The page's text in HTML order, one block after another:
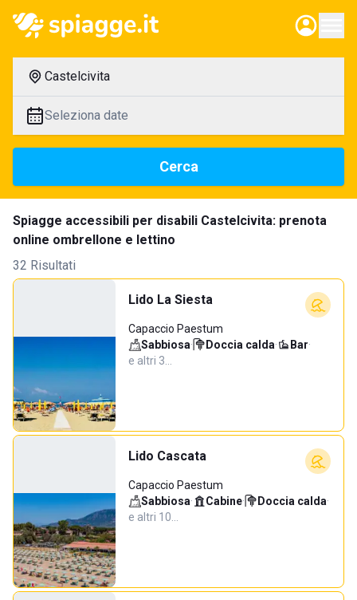
Castelcivita
Seleziona date
Cerca
Spiagge accessibili per disabili Castelcivita: prenota
online ombrellone e lettino
32 Risultati
Lido La Siesta
Capaccio Paestum
Sabbiosa· Doccia calda· Bar·
e altri 3…
Lido Cascata
Capaccio Paestum
Sabbiosa· Cabine· Doccia calda·
e altri 10…